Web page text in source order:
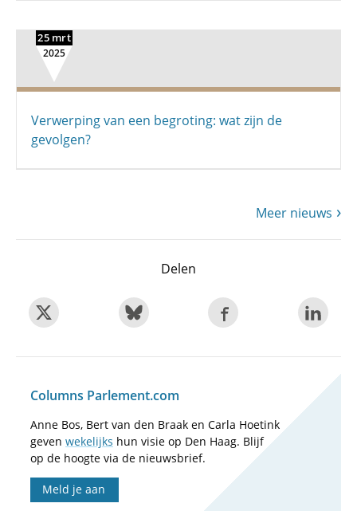
25 mrt
2025
Verwerping van een begroting: wat zijn de
gevolgen?
Meer nieuws
Delen
Columns Parlement.com
Anne Bos, Bert van den Braak en Carla Hoetink
geven wekelijks hun visie op Den Haag. Blijf
op de hoogte via de nieuwsbrief.
Meld je aan